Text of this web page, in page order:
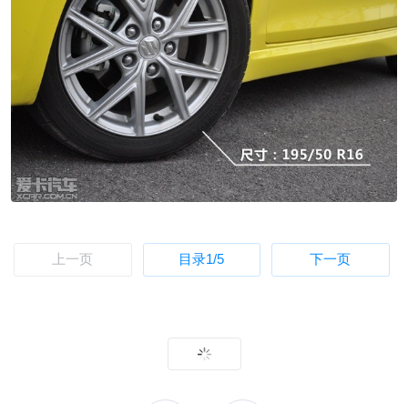
上一页 目录1/5 下一页